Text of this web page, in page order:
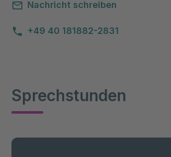
Nachricht schreiben
+49 40 181882-2831
Sprechstunden